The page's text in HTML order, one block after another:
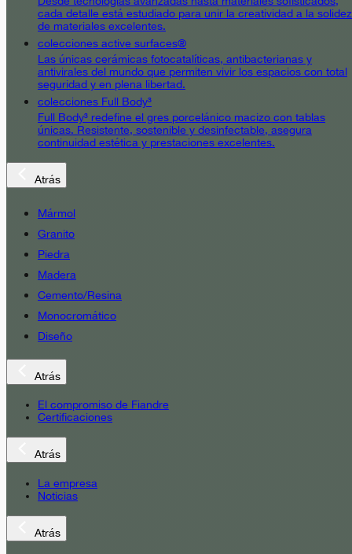
cada detalle está estudiado para unir la creatividad a la solidez
de materiales excelentes.
colecciones active surfaces®
Las únicas cerámicas fotocatalíticas, antibacterianas y
antivirales del mundo que permiten vivir los espacios con total
seguridad y en plena libertad.
colecciones Full Body³
Full Body³ redefine el gres porcelánico macizo con tablas
únicas. Resistente, sostenible y desinfectable, asegura
continuidad estética y prestaciones excelentes.
Atrás
Mármol
Granito
Piedra
Madera
Cemento/Resina
Monocromático
Diseño
Atrás
El compromiso de Fiandre
Certificaciones
Atrás
La empresa
Noticias
Atrás